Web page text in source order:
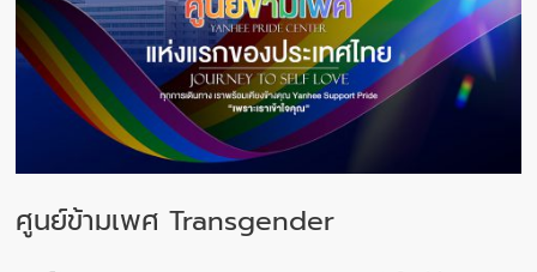
ศูนย์ข้ามเพศ Transgender